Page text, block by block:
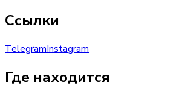
Ссылки
TelegramInstagram
Где находится